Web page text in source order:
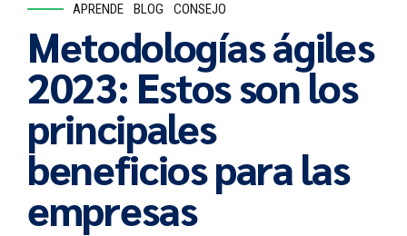
APRENDE BLOG CONSEJO
Metodologías ágiles
2023: Estos son los
principales
beneficios para las
empresas